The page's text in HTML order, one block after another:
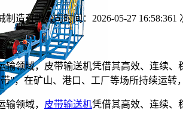
制造有限公司时间：2026-05-27 16:58:361
输领域，皮带输送机凭借其高效、连续
”，在矿山、港口、工厂等场所持续运转
输领域， 皮带输送机凭借其高效、连续、